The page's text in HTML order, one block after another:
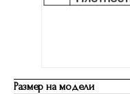
Размер на модели